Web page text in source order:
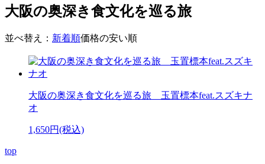
大阪の奥深き食文化を巡る旅
並べ替え： 新着順価格の安い順
大阪の奥深き食文化を巡る旅 玉置標本feat.スズキナ
オ
1,650円(税込)
top